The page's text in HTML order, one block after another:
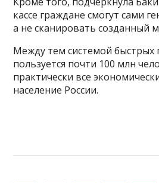
кассе граждане смогут сами
а не сканировать созданный
Между тем системой быстрых
пользуется почти 100 млн
практически все
население России.